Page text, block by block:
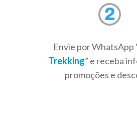
Envie por WhatsApp
Trekking” e receba
promoções e